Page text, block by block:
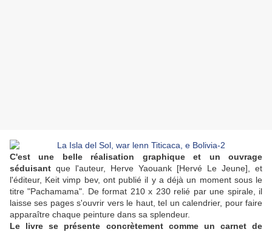
C'est une belle réalisation graphique et un ouvrage
séduisant que l'auteur, Herve Yaouank [Hervé Le Jeune], et
l'éditeur, Keit vimp bev, ont publié il y a déjà un moment sous le
titre "Pachamama". De format 210 x 230 relié par une spirale, il
laisse ses pages s'ouvrir vers le haut, tel un calendrier, pour faire
apparaître chaque peinture dans sa splendeur.
Le livre se présente concrètement comme un carnet de